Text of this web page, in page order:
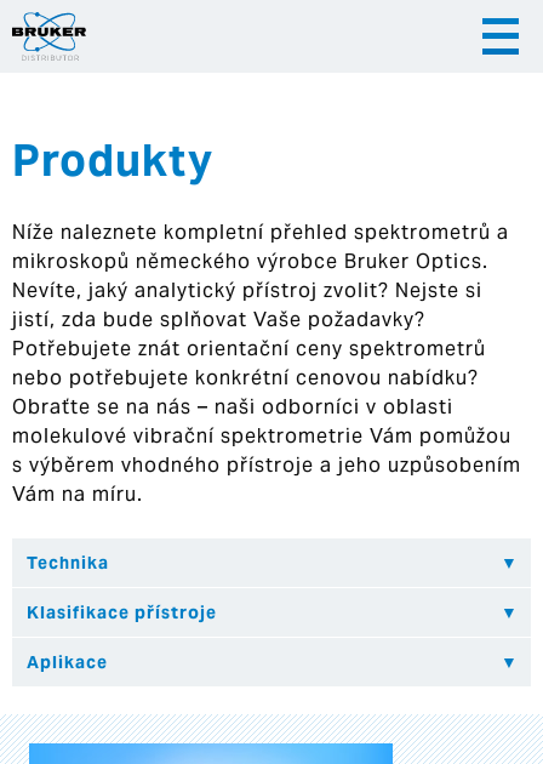
|
Hrvatska
Produkty
Níže naleznete kompletní přehled spektrometrů a
mikroskopů německého výrobce Bruker Optics.
Nevíte, jaký analytický přístroj zvolit? Nejste si
jistí, zda bude splňovat Vaše požadavky?
Potřebujete znát orientační ceny spektrometrů
nebo potřebujete konkrétní cenovou nabídku?
Obraťte se na nás – naši odborníci v oblasti
molekulové vibrační spektrometrie Vám pomůžou
s výběrem vhodného přístroje a jeho uzpůsobením
Vám na míru.